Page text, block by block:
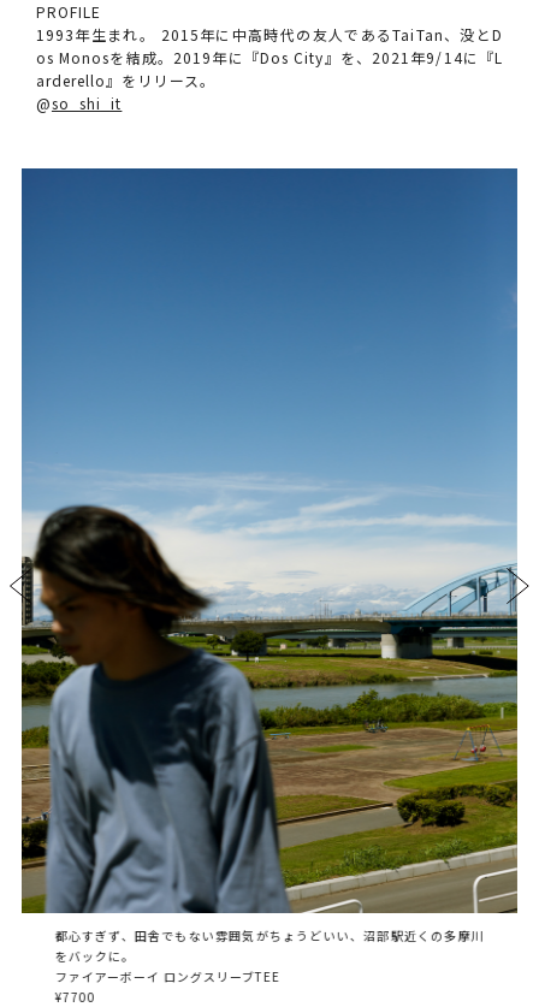
PROFILE
1993年生まれ。 2015年に中高時代の友人であるTaiTan、没とD
os Monosを結成。2019年に『Dos City』を、2021年9/14に『L
arderello』をリリース。
@so_shi_it
都心すぎず、田舎でもない雰囲気がちょうどいい、沼部駅近くの多摩川
をバックに。
ファイアーボーイ ロングスリーブTEE
¥7700